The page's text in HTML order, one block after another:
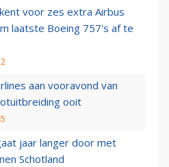
voor zes extra Airbus
laatste Boeing 757's af te
aan vooravond van
ooit
jaar langer door met
Schotland